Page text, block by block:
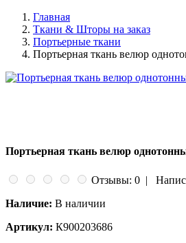
Главная
Ткани & Шторы на заказ
Портьерные ткани
Портьерная ткань велюр
Портьерная ткань велюр
Отзывы: 0 |
Наличие: В наличии
Артикул: К900203686